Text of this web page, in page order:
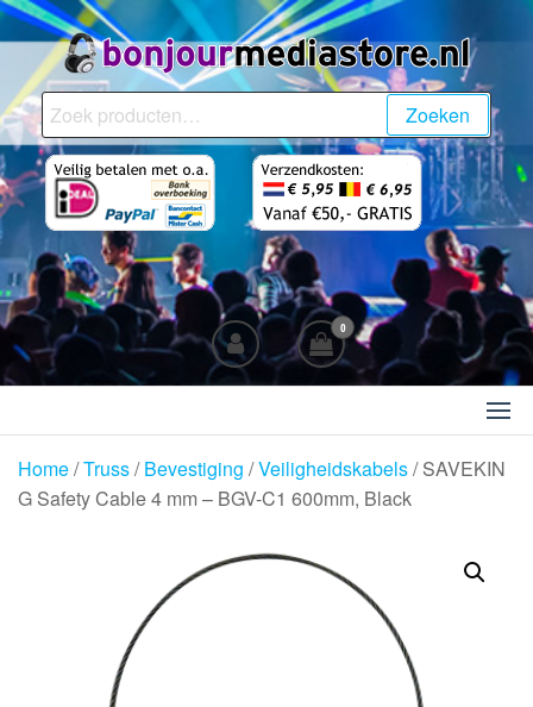
Ga
naar
inhoudBonjourMediaStore.nl
Professionals in
Zoeken
naar:
Zoeken
0
Home/Truss/Bevestiging /Veiligheidskabels/ SAVEKIN
G Safety Cable 4 mm – BGV-C1 600mm, Black